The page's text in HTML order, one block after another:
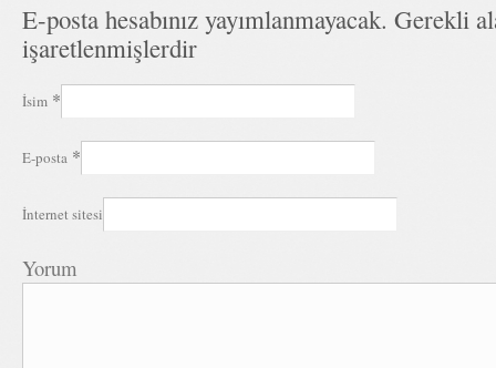
E-posta hesabınız yayımlanmayacak. Gerekli
işaretlenmişlerdir
İsim *
E-posta *
İnternet sitesi
Yorum